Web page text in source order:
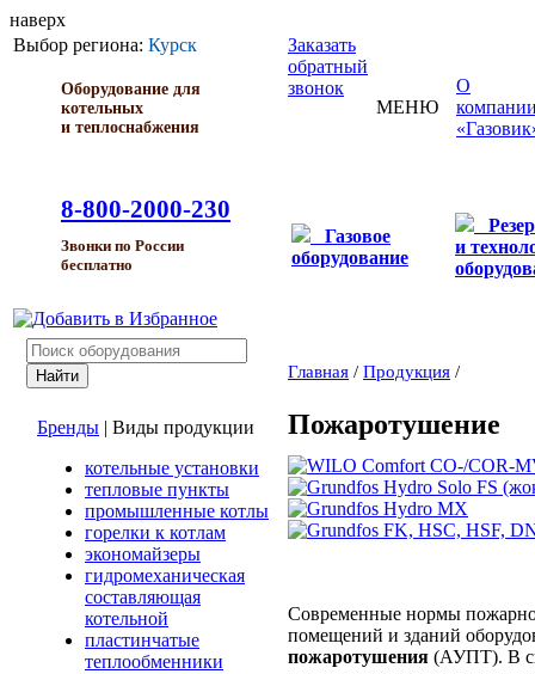
наверх
Выбор региона: Курск
Оборудование для
котельных
и теплоснабжения
8-800-2000-230
Звонки по России
бесплатно
Заказать
обратный
звонок
МЕНЮ
О
Газовое
оборудование
и
Бренды | Виды продукции
котельные установки
тепловые пункты
промышленные котлы
горелки к котлам
экономайзеры
гидромеханическая
составляющая
котельной
пластинчатые
теплообменники
Главная / Продукция /
Пожаротушение
Современные нормы
помещений и зданий
пожаротушения (АУПТ). В